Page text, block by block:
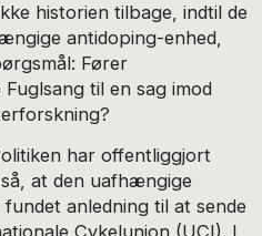
historien tilbage, indtil de
antidoping-enhed,
Fører
til en sag imod
har offentliggjort
at den uafhængige
anledning til at sende
Cykelunion (UCI). I